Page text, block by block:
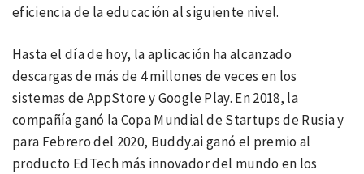
eficiencia de la educación al siguiente nivel.
Hasta el día de hoy, la aplicación ha alcanzado
descargas de más de 4 millones de veces en los
sistemas de AppStore y Google Play. En 2018, la
compañía ganó la Copa Mundial de Startups de Rusia y
para Febrero del 2020, Buddy.ai ganó el premio al
producto EdTech más innovador del mundo en los